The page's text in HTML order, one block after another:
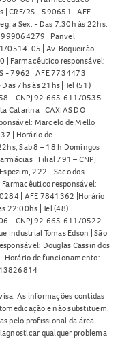
| CRF/RS - 590651 | AFE -
a Sex. - Das 7:30h às 22hs.
999064279 | Panvel
0514-05 | Av. Boqueirão –
| Farmacêutico responsável:
- 7962 | AFE 7734473
7hs às 21hs | Tel (51)
– CNPJ 92.665.611/0535-
Catarina | CAXIAS DO
Marcelo de Mello
| Horário de
Sab 8 – 18 h Domingos
| Filial 791 – CNPJ
222 - Saco dos
responsável:
| AFE 7841362 |Horário
22:00hs | Tel (48)
– CNPJ 92.665.611/0522-
Industrial Tomas Edson | São
Douglas Cassin dos
|Horário de funcionamento:
As informações contidas
e não substituem,
pelo profissional da área
qualquer problema